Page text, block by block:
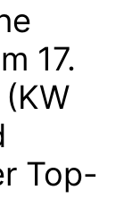
17.
Top-